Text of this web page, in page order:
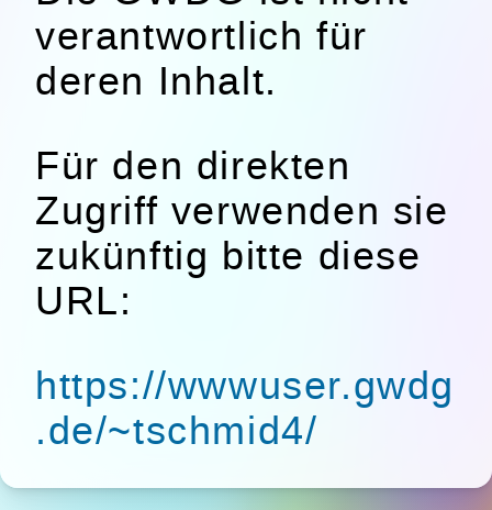
verantwortlich für
deren Inhalt.
Für den direkten
Zugriff verwenden sie
zukünftig bitte diese
URL:
https://wwwuser.gwdg
.de/~tschmid4/